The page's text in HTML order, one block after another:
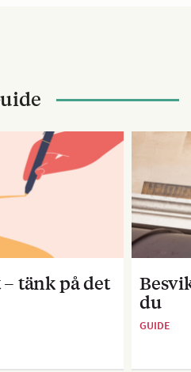
tänk på det
du
GUIDE